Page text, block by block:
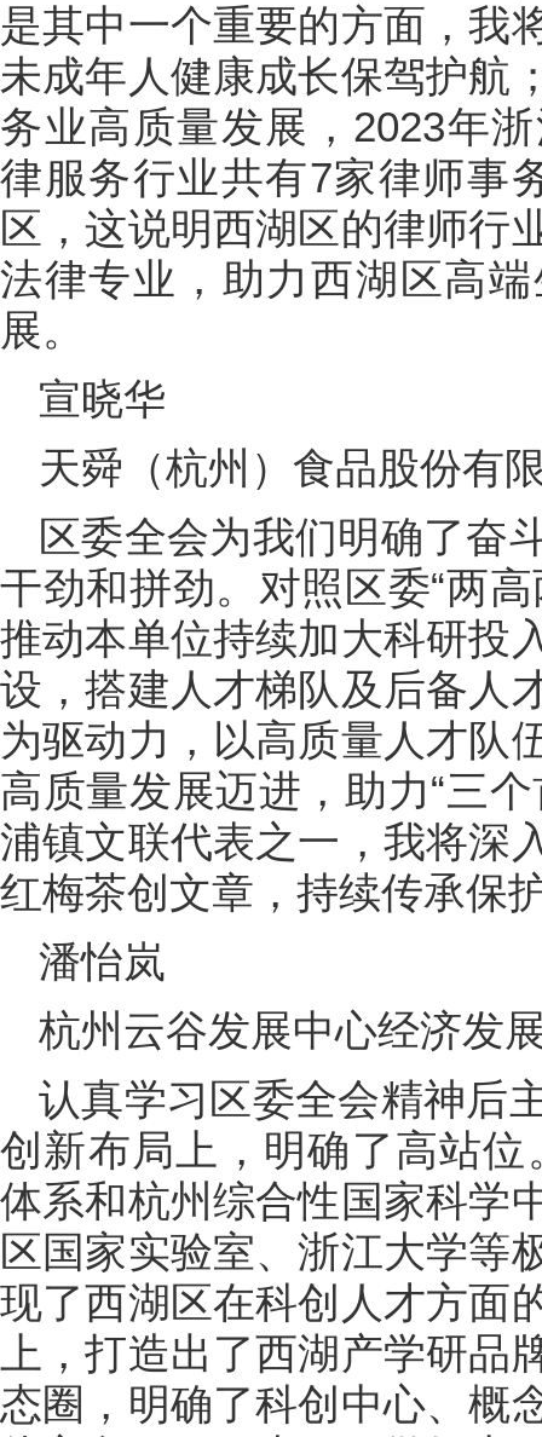
是其中一个重要的方面，我
未成年人健康成长保驾护航
务业高质量发展，2023年
律服务行业共有7家律师事
区，这说明西湖区的律师行
法律专业，助力西湖区高
展。
宣晓华
天舜（杭州）食品股份有
区委全会为我们明确了奋
干劲和拼劲。对照区委“两
推动本单位持续加大科研投
设，搭建人才梯队及后备人
为驱动力，以高质量人才队
高质量发展迈进，助力“三
浦镇文联代表之一，我将深
红梅茶创文章，持续传承保
潘怡岚
杭州云谷发展中心经济发
认真学习区委全会精神后
创新布局上，明确了高站位
体系和杭州综合性国家科学
区国家实验室、浙江大学等
现了西湖区在科创人才方面
上，打造出了西湖产学研
态圈，明确了科创中心、概